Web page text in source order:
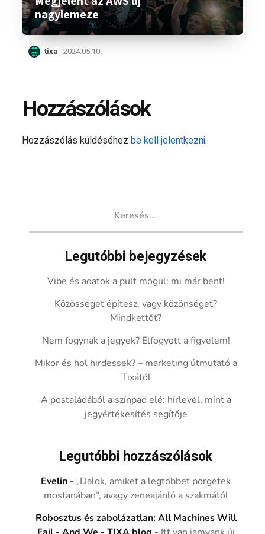
nagylemeze
tixa 2024.05.10.
Hozzászólások
Hozzászólás küldéséhezbe kell jelentkezni.
Legutóbbi bejegyzések
Vibe és adatok a pult mögül: mi már bent!
Közösséget építesz, vagy közönséget?
Mindkettőt?
Nem fogynak a jegyek? Elfogyott a figyelem!
Mikor és hol hirdessek? – marketing útmutató a
Tixától
A postaládából a színpad elé: hírlevél, mint a
jegyértékesítés segítője
Legutóbbi hozzászólások
Evelin - „Dalok, amiket a legtöbbet pörgetek
mostanában”, avagy zeneajánló a szakmától
Robosztus és zabolázatlan: All Machines Will